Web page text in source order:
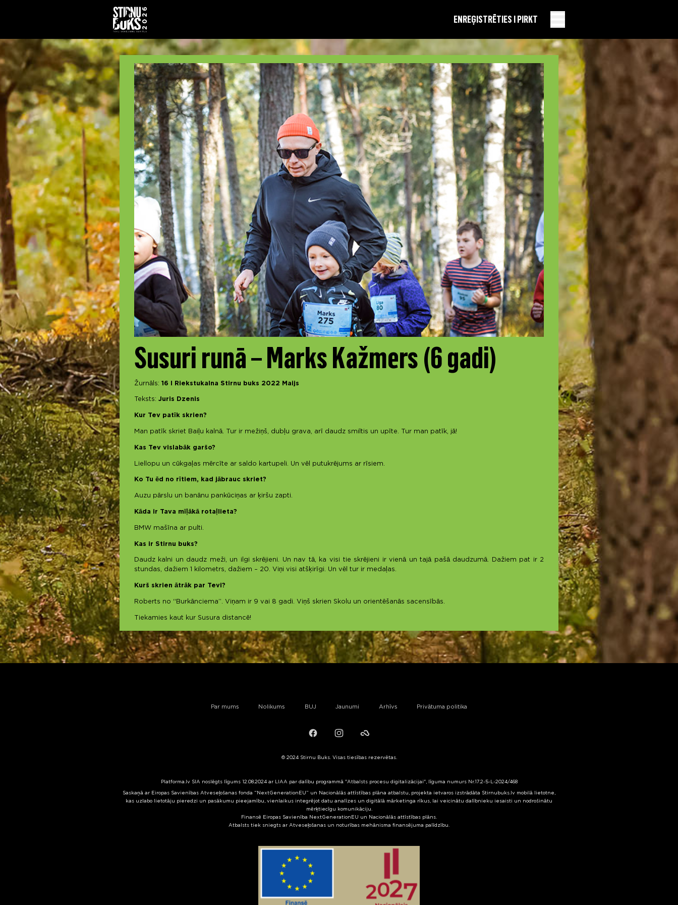
ENREĢISTRĒTIES I PIRKT
Susuri runā – Marks Kažmers (6 gadi)
Žurnāls: 16 I Riekstukalna Stirnu buks 2022 Maijs
Teksts: Juris Dzenis
Kur Tev patīk skrien?
Man patīk skriet Baiļu kalnā. Tur ir mežiņš, dubļu grava, arī daudz smiltis un upīte. Tur man patīk, jā!
Kas Tev vislabāk garšo?
Liellopu un cūkgaļas mērcīte ar saldo kartupeli. Un vēl putukrējums ar rīsiem.
Ko Tu ēd no rītiem, kad jābrauc skriet?
Auzu pārslu un banānu pankūciņas ar ķiršu zapti.
Kāda ir Tava mīļākā rotaļlieta?
BMW mašīna ar pulti.
Kas ir Stirnu buks?
Daudz kalni un daudz meži, un ilgi skrējieni. Un nav tā, ka visi tie skrējieni ir vienā un tajā pašā daudzumā. Dažiem pat ir 2
stundas, dažiem 1 kilometrs, dažiem – 20. Viņi visi atšķirīgi. Un vēl tur ir medaļas.
Kurš skrien ātrāk par Tevi?
Roberts no “Burkānciema”. Viņam ir 9 vai 8 gadi. Viņš skrien Skolu un orientēšanās sacensībās.
Tiekamies kaut kur Susura distancē!
Par mums Nolikums BUJ Jaunumi Arhīvs Privātuma politika
FacebookInstagramFailiem.lv
© 2024 Stirnu Buks. Visas tiesības rezervētas.
Platforma.lv SIA noslēgts līgums 12.08.2024 ar LIAA par dalību programmā "Atbalsts procesu digitalizācijai", līguma numurs Nr.17.2-5-L-2024/468
Saskaņā ar Eiropas Savienības Atveseļošanas fonda “NextGenerationEU” un Nacionālās attīstības plāna atbalstu, projekta ietvaros izstrādāta Stirnubuks.lv mobilā lietotne,
kas uzlabo lietotāju pieredzi un pasākumu pieejamību, vienlaikus integrējot datu analīzes un digitālā mārketinga rīkus, lai veicinātu dalībnieku iesaisti un nodrošinātu
mērķtiecīgu komunikāciju.
Finansē Eiropas Savienība NextGenerationEU un Nacionālās attīstības plāns.
Atbalsts tiek sniegts ar Atveseļošanas un noturības mehānisma finansējuma palīdzību.